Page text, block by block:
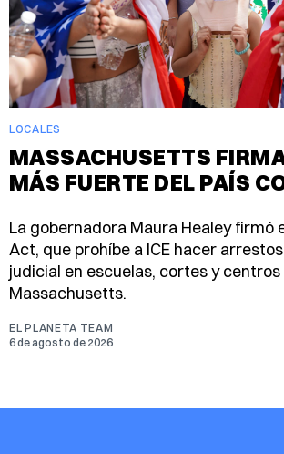
LOCALES
MASSACHUSETTS
MÁS FUERTE DEL PAÍS
La gobernadora Maura Healey firmó
Act, que prohíbe a ICE hacer
judicial en escuelas, cortes y
Massachusetts.
EL PLANETA TEAM
6 de agosto de 2026